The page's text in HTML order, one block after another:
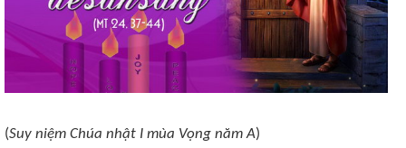
(Suy niệm Chúa nhật I mùa Vọng năm A)